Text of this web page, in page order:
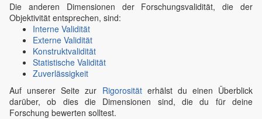
Die anderen Dimensionen der Forschungsvalidität, die der
Objektivität entsprechen, sind:
Interne Validität
Externe Validität
Konstruktvalidität
Statistische Validität
Zuverlässigkeit
Auf unserer Seite zur Rigorositäterhälst du einen Überblick
darüber, ob dies die Dimensionen sind, die du für deine
Forschung bewerten solltest.